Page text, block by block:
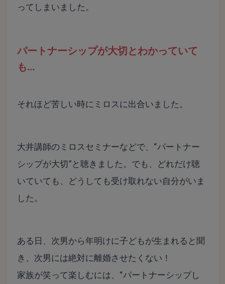
ってしまいました。
パートナーシップが大切とわかっていて
も…
それほど苦しい時にミロスに出合いました。
大井講師のミロスセミナーなどで、“パートナー
シップが大切”と聴きました。でも、どれだけ聴
いていても、どうしても受け取れない自分がいま
した。
ある日、次男から年明けに子どもが生まれると聞
き、次男には絶対に離婚させたくない！
家族が笑って楽しむには、“パートナーシップし